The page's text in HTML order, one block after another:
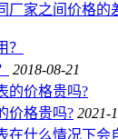
厂家之间价格的
2018-08-21
价格贵吗? 2021-